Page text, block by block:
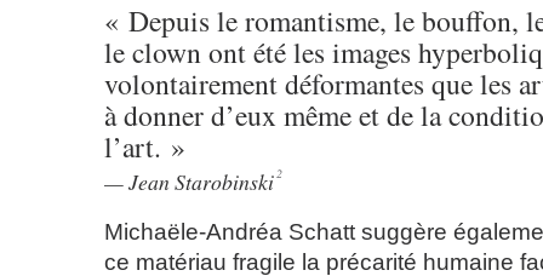
« Depuis le romantisme, le bouffon,
le clown ont été les images
volontairement déformantes que les
à donner d’eux même et de la
l’art. »
Jean Starobinski2
Michaële-Andréa Schatt suggère
ce matériau fragile la précarité humaine